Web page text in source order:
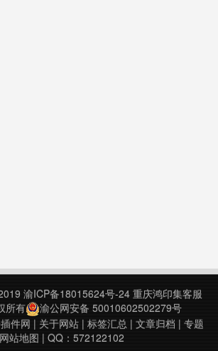
渝ICP备18015624号-24 重庆鸿印集客服
所有
渝公网安备 50010602502279号
件网 | 关于网站| 标签汇总| 文章归档 | 专题
网站地图 | QQ：572122102